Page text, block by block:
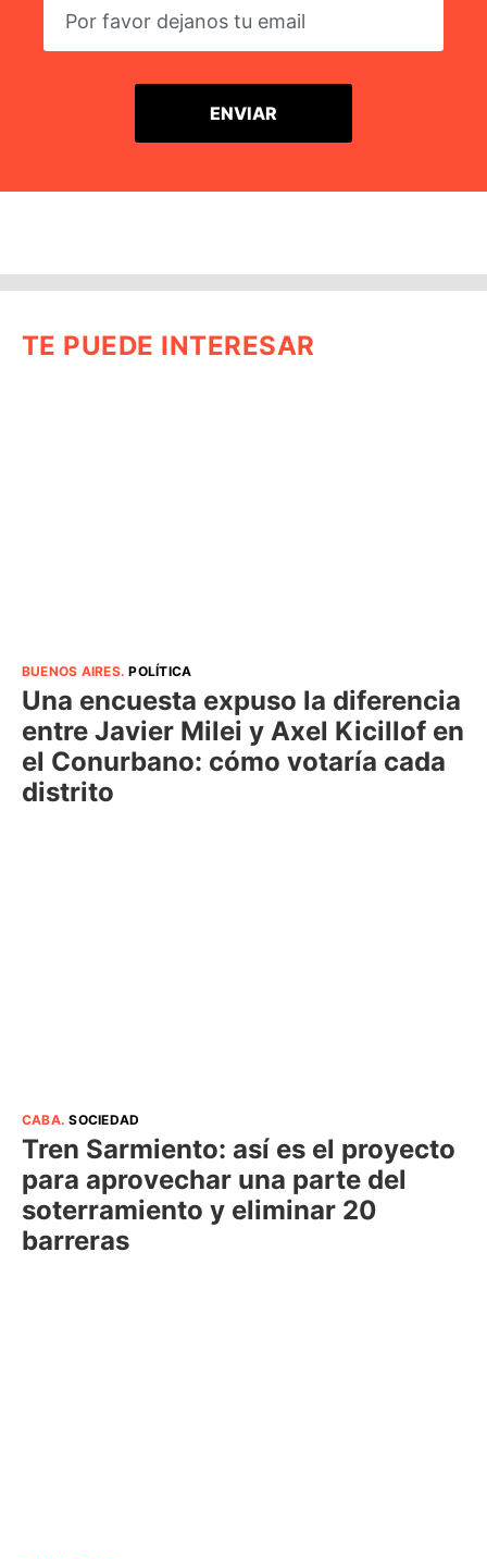
TE PUEDE INTERESAR
BUENOS AIRES.POLÍTICA
Una encuesta expuso la diferencia
entre Javier Milei y Axel Kicillof en
el Conurbano: cómo votaría cada
distrito
CABA.SOCIEDAD
Tren Sarmiento: así es el proyecto
para aprovechar una parte del
soterramiento y eliminar 20
barreras